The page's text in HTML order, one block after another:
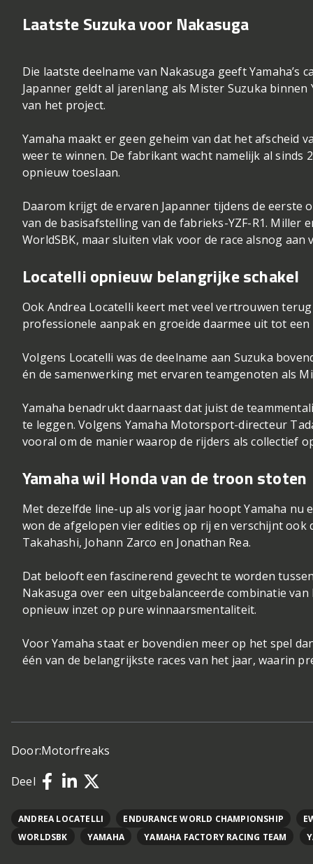
Laatste Suzuka voor Nakasuga
Die laatste deelname van Nakasuga geeft
Japanner geldt al jarenlang als Mister Suzuka
van het project.
Yamaha maakt er geen geheim van dat het afscheid
weer te winnen. De fabrikant wacht namelijk al sinds
opnieuw toeslaan.
Daarom krijgt de ervaren Japanner tijdens de eerste
van de basisafstelling van de fabrieks-YZF-R1.
WorldSBK, maar sluiten vlak voor de race alsnog aan
Locatelli opnieuw belangrijke schakel
Ook Andrea Locatelli keert met veel vertrouwen
professionele aanpak en groeide daarmee uit tot
Volgens Locatelli was de deelname aan Suzuka
én de samenwerking met ervaren teamgenoten als
Yamaha benadrukt daarnaast dat juist de
te leggen. Volgens Yamaha Motorsport-directeur
vooral om de manier waarop de rijders als collectief
Yamaha wil Honda van de troon stoten
Met dezelfde line-up als vorig jaar hoopt Yamaha nu
won de afgelopen vier edities op rij en verschijnt
Takahashi, Johann Zarco en Jonathan Rea.
Dat belooft een fascinerend gevecht te worden
Nakasuga over een uitgebalanceerde combinatie
opnieuw inzet op pure winnaarsmentaliteit.
Voor Yamaha staat er bovendien meer op het spel
één van de belangrijkste races van het jaar, waarin
Door:Motorfreaks
Deel
ANDREA LOCATELLI ENDURANCE WORLD CHAMPIONSHIP
WORLDSBK
YAMAHA YAMAHA FACTORY RACING TEAM